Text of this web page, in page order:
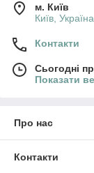
м. Київ
Київ, Україна
Контакти
Сьогодні
Показати
Про нас
Контакти